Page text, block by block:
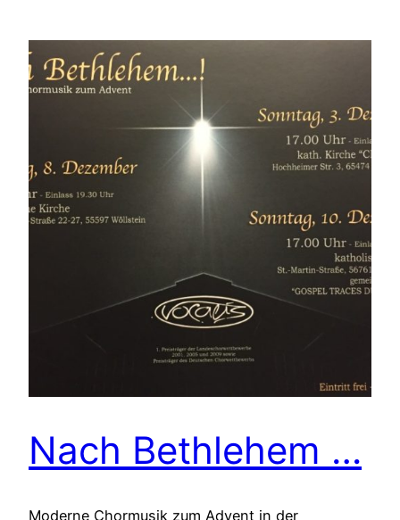
Nach Bethlehem …
Moderne Chormusik zum Advent in der